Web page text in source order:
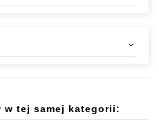
w tej samej kategorii: